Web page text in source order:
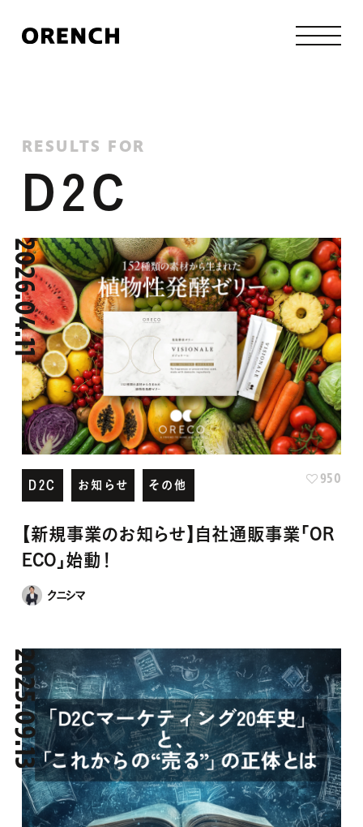
RESULTS FOR
D2C
2026.04.11
D2C お知らせ その他 950
【新規事業のお知らせ】自社通販事業「OR
ECO」始動！
クニシマ
2025.09.13